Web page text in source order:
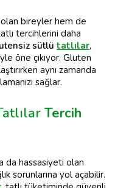
bireyler hem de
tercihlerini daha
sütlü tatlılar,
öne çıkıyor. Gluten
aynı zamanda
sağlar.
Tercih
da hassasiyeti olan
sorunlarına yol açabilir.